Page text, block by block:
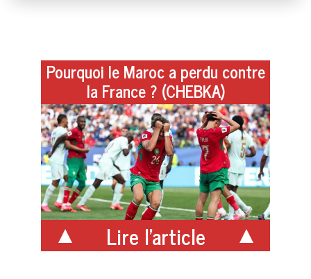
Pourquoi le Maroc a perdu contre
la France ? (CHEBKA)
Lire l'article